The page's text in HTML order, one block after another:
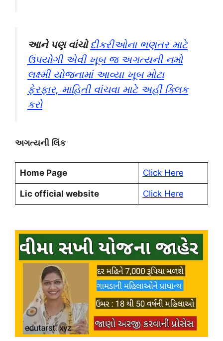
આને પણ વાંચો દીકરીઓના ભણતર માટે
ઉપયોગી એવી ખૂબ જ અગત્યની નમો
લક્ષ્મી યોજનામાં આવ્યા ખૂબ મોટા
ફેરફાર, માહિતી વાંચવા માટે અહીં ક્લિક
કરો
અગત્યની લિંક
Home Page Click Here
Lic official website Click Here